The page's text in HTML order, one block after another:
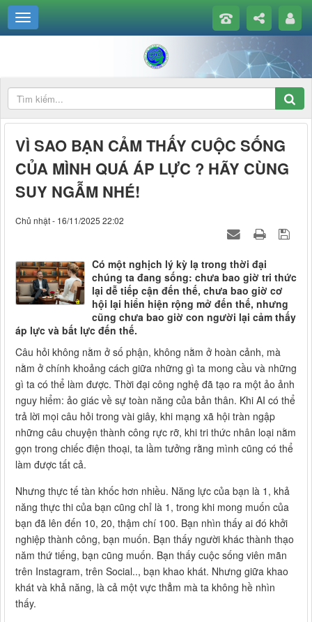
VÌ SAO BẠN CẢM THẤY CUỘC SỐNG
CỦA MÌNH QUÁ ÁP LỰC ? HÃY CÙNG
SUY NGẪM NHÉ!
Chủ nhật - 16/11/2025 22:02
Có một nghịch lý kỳ lạ trong thời đại
chúng ta đang sống: chưa bao giờ tri thức
lại dễ tiếp cận đến thế, chưa bao giờ cơ
hội lại hiển hiện rộng mở đến thế, nhưng
cũng chưa bao giờ con người lại cảm thấy
áp lực và bất lực đến thế.
Câu hỏi không nằm ở số phận, không nằm ở hoàn cảnh, mà
nằm ở chính khoảng cách giữa những gì ta mong cầu và những
gì ta có thể làm được. Thời đại công nghệ đã tạo ra một ảo ảnh
nguy hiểm: ảo giác về sự toàn năng của bản thân. Khi AI có thể
trả lời mọi câu hỏi trong vài giây, khi mạng xã hội tràn ngập
những câu chuyện thành công rực rỡ, khi tri thức nhân loại nằm
gọn trong chiếc điện thoại, ta lầm tưởng rằng mình cũng có thể
làm được tất cả.
Nhưng thực tế tàn khốc hơn nhiều. Năng lực của bạn là 1, khả
năng thực thi của bạn cũng chỉ là 1, trong khi mong muốn của
bạn đã lên đến 10, 20, thậm chí 100. Bạn nhìn thấy ai đó khởi
nghiệp thành công, bạn muốn. Bạn thấy người khác thành thạo
năm thứ tiếng, bạn cũng muốn. Bạn thấy cuộc sống viên mãn
trên Instagram, trên Social.., bạn khao khát. Nhưng giữa khao
khát và khả năng, là cả một vực thẳm mà ta không hề nhìn
thấy.